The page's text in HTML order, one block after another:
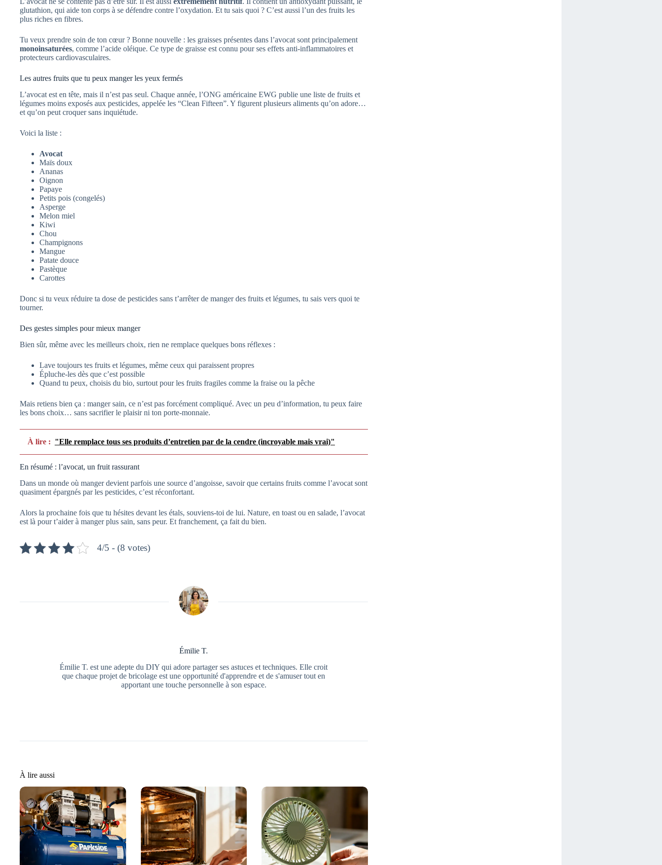
glutathion, qui aide ton corps à se défendre contre l’oxydation. Et tu sais quoi ? C’est aussi l’un des fruits les
plus riches en fibres.
Tu veux prendre soin de ton cœur ? Bonne nouvelle : les graisses présentes dans l’avocat sont principalement
monoinsaturées, comme l’acide oléique. Ce type de graisse est connu pour ses effets anti-inflammatoires et
protecteurs cardiovasculaires.
Les autres fruits que tu peux manger les yeux fermés
L’avocat est en tête, mais il n’est pas seul. Chaque année, l’ONG américaine EWG publie une liste de fruits et
légumes moins exposés aux pesticides, appelée les “Clean Fifteen”. Y figurent plusieurs aliments qu’on adore…
et qu’on peut croquer sans inquiétude.
Voici la liste :
Avocat
Maïs doux
Ananas
Oignon
Papaye
Petits pois (congelés)
Asperge
Melon miel
Kiwi
Chou
Champignons
Mangue
Patate douce
Pastèque
Carottes
Donc si tu veux réduire ta dose de pesticides sans t’arrêter de manger des fruits et légumes, tu sais vers quoi te
tourner.
Des gestes simples pour mieux manger
Bien sûr, même avec les meilleurs choix, rien ne remplace quelques bons réflexes :
Lave toujours tes fruits et légumes, même ceux qui paraissent propres
Épluche-les dès que c’est possible
Quand tu peux, choisis du bio, surtout pour les fruits fragiles comme la fraise ou la pêche
Mais retiens bien ça : manger sain, ce n’est pas forcément compliqué. Avec un peu d’information, tu peux faire
les bons choix… sans sacrifier le plaisir ni ton porte-monnaie.
À lire : "Elle remplace tous ses produits d’entretien par de la cendre (incroyable mais vrai)"
En résumé : l’avocat, un fruit rassurant
Dans un monde où manger devient parfois une source d’angoisse, savoir que certains fruits comme l’avocat sont
quasiment épargnés par les pesticides, c’est réconfortant.
Alors la prochaine fois que tu hésites devant les étals, souviens-toi de lui. Nature, en toast ou en salade, l’avocat
est là pour t’aider à manger plus sain, sans peur. Et franchement, ça fait du bien.
4/5 - (8 votes)
Émilie T.
Émilie T. est une adepte du DIY qui adore partager ses astuces et techniques. Elle croit
que chaque projet de bricolage est une opportunité d'apprendre et de s'amuser tout en
apportant une touche personnelle à son espace.
À lire aussi